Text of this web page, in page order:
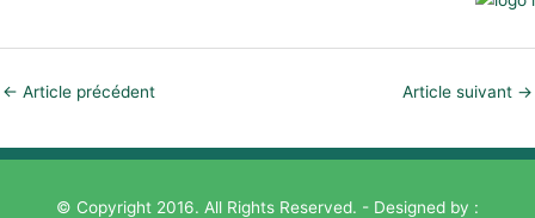
← Article précédent Article suivant →
© Copyright 2016. All Rights Reserved. - Designed by :